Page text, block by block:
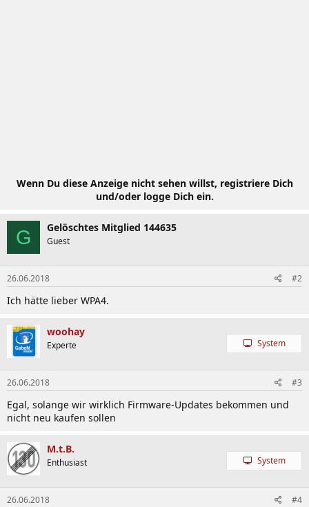
Wenn Du diese Anzeige nicht sehen willst, registriere Dich
und/oder logge Dich ein.
G Gelöschtes Mitglied 144635
Guest
26.06.2018 #2
Ich hätte lieber WPA4.
woohay
Experte System
26.06.2018 #3
Egal, solange wir wirklich Firmware-Updates bekommen und
nicht neu kaufen sollen
M.t.B.
Enthusiast System
26.06.2018 #4